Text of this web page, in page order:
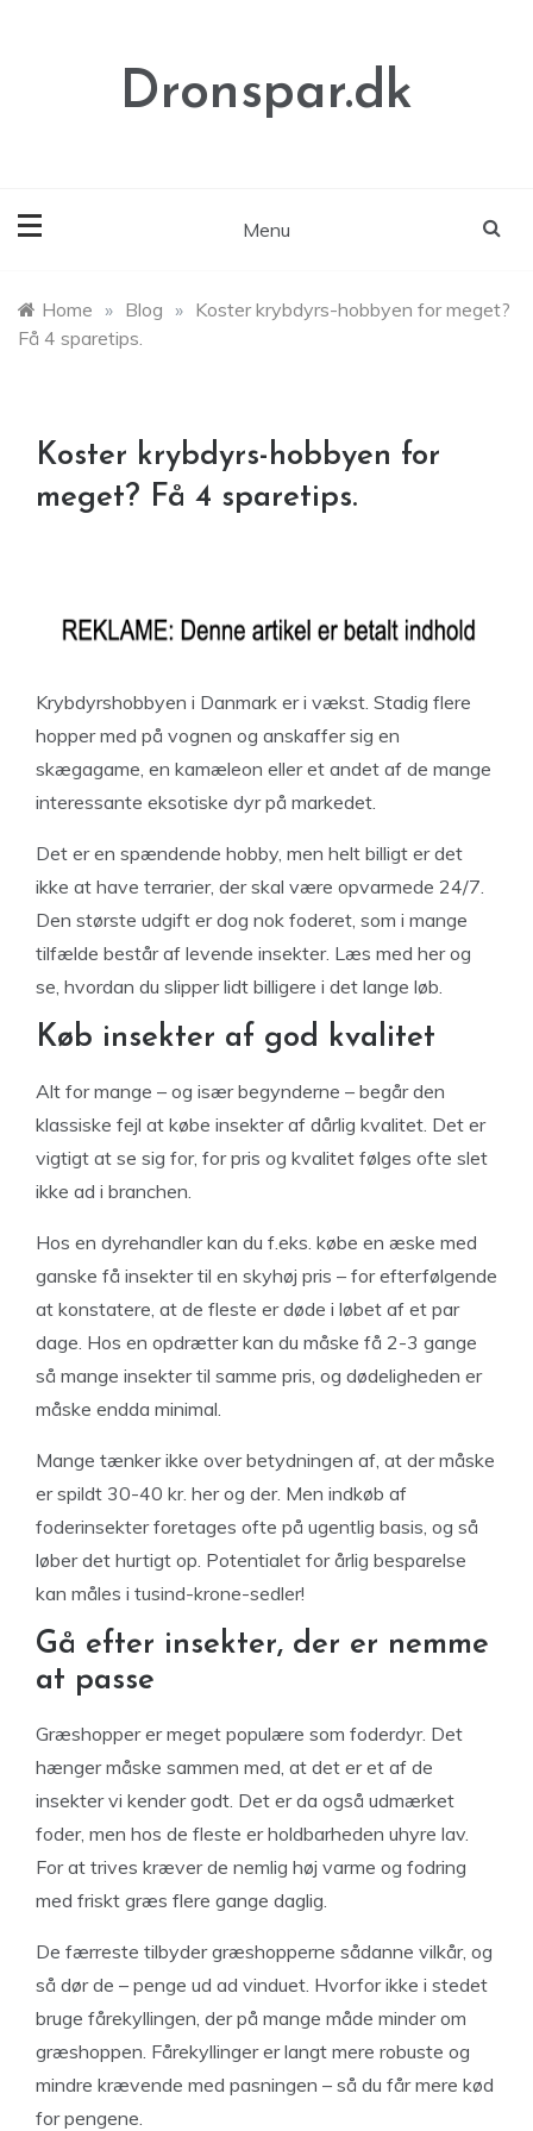
Dronspar.dk
Menu
Home » Blog » Koster krybdyrs-hobbyen for meget?
Få 4 sparetips.
Koster krybdyrs-hobbyen for
meget? Få 4 sparetips.
Krybdyrshobbyen i Danmark er i vækst. Stadig flere
hopper med på vognen og anskaffer sig en
skægagame, en kamæleon eller et andet af de mange
interessante eksotiske dyr på markedet.
Det er en spændende hobby, men helt billigt er det
ikke at have terrarier, der skal være opvarmede 24/7.
Den største udgift er dog nok foderet, som i mange
tilfælde består af levende insekter. Læs med her og
se, hvordan du slipper lidt billigere i det lange løb.
Køb insekter af god kvalitet
Alt for mange – og især begynderne – begår den
klassiske fejl at købe insekter af dårlig kvalitet. Det er
vigtigt at se sig for, for pris og kvalitet følges ofte slet
ikke ad i branchen.
Hos en dyrehandler kan du f.eks. købe en æske med
ganske få insekter til en skyhøj pris – for efterfølgende
at konstatere, at de fleste er døde i løbet af et par
dage. Hos en opdrætter kan du måske få 2-3 gange
så mange insekter til samme pris, og dødeligheden er
måske endda minimal.
Mange tænker ikke over betydningen af, at der måske
er spildt 30-40 kr. her og der. Men indkøb af
foderinsekter foretages ofte på ugentlig basis, og så
løber det hurtigt op. Potentialet for årlig besparelse
kan måles i tusind-krone-sedler!
Gå efter insekter, der er nemme
at passe
Græshopper er meget populære som foderdyr. Det
hænger måske sammen med, at det er et af de
insekter vi kender godt. Det er da også udmærket
foder, men hos de fleste er holdbarheden uhyre lav.
For at trives kræver de nemlig høj varme og fodring
med friskt græs flere gange daglig.
De færreste tilbyder græshopperne sådanne vilkår, og
så dør de – penge ud ad vinduet. Hvorfor ikke i stedet
bruge fårekyllingen, der på mange måde minder om
græshoppen. Fårekyllinger er langt mere robuste og
mindre krævende med pasningen – så du får mere kød
for pengene.